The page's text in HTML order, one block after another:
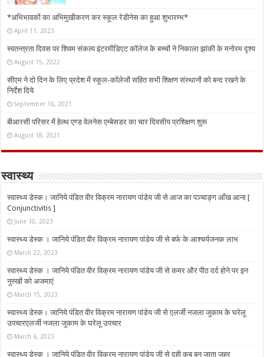
*अभिभावकों का अभिमुखीकरण कर स्कूल रेडीनेस का हुआ शुभारम्भ*
April 11, 2023
स्वतन्त्रता दिवस पर शिवम संकल्प इंटरमीडिएट कॉलेज के बच्चों ने निकाला झांकी के मनोरम दृश्य
August 15, 2022
सीएम ने दो दिन के लिए प्रदेश में स्कूल-कॉलेजों सहित सभी शिक्षण संस्थानों को बन्द रखने के
निर्देश दिये
September 16, 2021
बीआरसी परिसर में हेल्थ एण्ड वेलनेस एम्बेसडर का चार दिवसीय प्रशिक्षण शुरू
August 18, 2021
स्वास्थ्य
स्वास्थ्य डेस्क। जानिये पंडित वीर विक्रम नारायण पांडेय जी से आज का पञ्चाङ्ग आँख आना [
Conjunctivitis ]
June 10, 2023
स्वास्थ्य डेस्क । जानिये पंडित वीर विक्रम नारायण पांडेय जी से बर्फ के आश्चर्यजनक लाभ
March 22, 2023
स्वास्थ्य डेस्क । जानिये पंडित वीर विक्रम नारायण पांडेय जी से कमर और पीठ दर्द होने पर इन
नुस्‍खों को अजमाएं
March 15, 2023
स्वास्थ्य डेस्क। जानिये पंडित वीर विक्रम नारायण पांडेय जी से एलर्जी नजला जुकाम के घरेलू
उपचारएलर्जी नजला जुकाम के घरेलू उपचार
March 6, 2023
स्वास्थ्य डेस्क । जानिये पंडित वीर विक्रम नारायण पांडेय जी से दही कब बन जाता जहर